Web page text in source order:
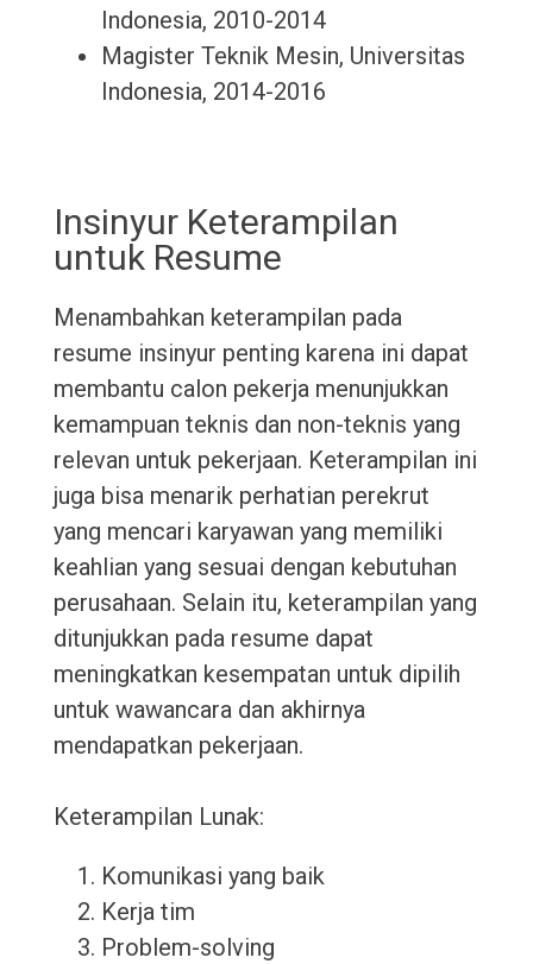
Indonesia, 2010-2014
Magister Teknik Mesin, Universitas
Indonesia, 2014-2016
Insinyur Keterampilan
untuk Resume
Menambahkan keterampilan pada
resume insinyur penting karena ini dapat
membantu calon pekerja menunjukkan
kemampuan teknis dan non-teknis yang
relevan untuk pekerjaan. Keterampilan ini
juga bisa menarik perhatian perekrut
yang mencari karyawan yang memiliki
keahlian yang sesuai dengan kebutuhan
perusahaan. Selain itu, keterampilan yang
ditunjukkan pada resume dapat
meningkatkan kesempatan untuk dipilih
untuk wawancara dan akhirnya
mendapatkan pekerjaan.
Keterampilan Lunak:
Komunikasi yang baik
Kerja tim
Problem-solving